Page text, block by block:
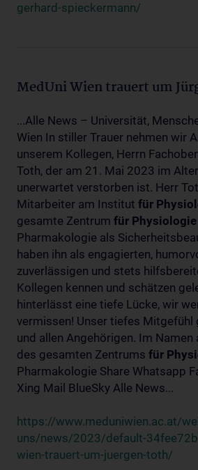
gerhard-spieckermann/
MedUni Wien trauert um
...Alle News – Universität,
Wien In stiller Trauer nehmen wir
unserem Kollegen, Herrn
Toth, der am 21. Mai 2023 im
unerwartet verstorben ist. Herr
Mitarbeiter am Institut für
gesamte Zentrum für Physiologie
Pharmakologie als
haben ihn als engagierten,
zuverlässigen und stets
Kollegen kennen und schätzen
hinterlässt eine tiefe Lücke, wir
vermissen! Unser tiefes Mitgefühl
und allen Angehörigen. Im Namen
des gesamten Zentrums für
Pharmakologie Share Whatsapp
Xing Mail BlueSky Alle News...
https://www.meduniwien.ac.at/
uns/news/2023/default-
wien-trauert-um-juergen-toth/